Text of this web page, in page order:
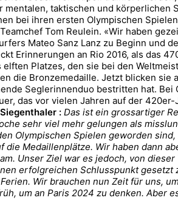
taktischen und körperlichen
bei ihren ersten Olympischen
Tom Reulein. «Wir haben
Mateo Sanz Lanz zu Beginn und
Erinnerungen an Rio 2016, als das
elften Platzes, den sie bei den
die Bronzemedaille. Jetzt blicken sie
Seglerinnenduo bestritten hat.
das vor vielen Jahren auf der
: Das ist ein grossartiger
sehr viel mehr gelungen als
Olympischen Spielen geworden
die Medaillenplätze. Wir haben dann
Unser Ziel war es jedoch, von
erfolgreichen Schlusspunkt
Wir brauchen nun Zeit für uns,
um an Paris 2024 zu denken. Aber